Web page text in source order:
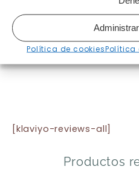
Política de cookiesPolítica
[klaviyo-reviews-all]
Productos